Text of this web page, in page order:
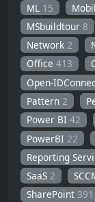
ML 15
MSbuildtour 8
Network2
Office413
Open-
Pattern2
Power BI42
PowerBI 22
Reporting
SaaS2
SharePoint 391